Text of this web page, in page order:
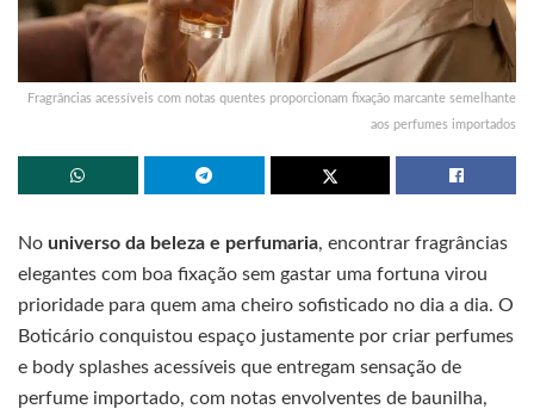
Fragrâncias acessíveis com notas quentes proporcionam fixação marcante semelhante
aos perfumes importados
No universo da beleza e perfumaria, encontrar fragrâncias
elegantes com boa fixação sem gastar uma fortuna virou
prioridade para quem ama cheiro sofisticado no dia a dia. O
Boticário conquistou espaço justamente por criar perfumes
e body splashes acessíveis que entregam sensação de
perfume importado, com notas envolventes de baunilha,